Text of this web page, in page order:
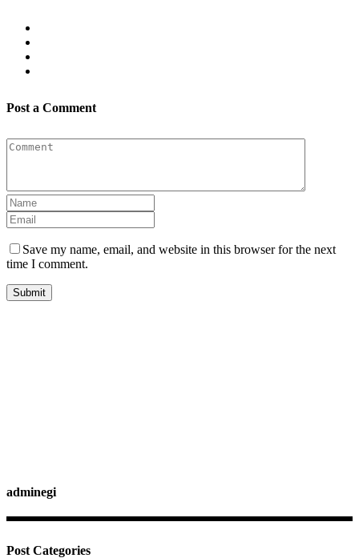
Post a Comment
Save my name, email, and website in this browser for the next
time I comment.
adminegi
Post Categories